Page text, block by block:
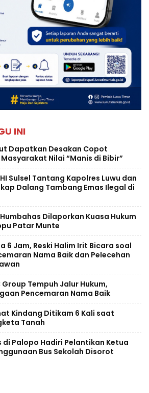
INI
Dapatkan Desakan Copot
Nilai “Manis di Bibir”
Sulsel Tantang Kapolres Luwu dan
Dalang Tambang Emas Ilegal di
Humbahas Dilaporkan Kuasa Hukum
Patar Munte
6 Jam, Reski Halim Irit Bicara soal
Nama Baik dan Pelecehan
Group Tempuh Jalur Hukum,
Pencemaran Nama Baik
Kindang Ditikam 6 Kali saat
Tanah
di Palopo Hadiri Pelantikan Ketua
Bus Sekolah Disorot